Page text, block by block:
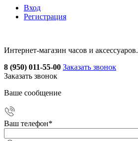
Вход
Регистрация
Интернет-магазин часов и аксессуаров.
8 (950) 011-55-00 Заказать звонок
Заказать звонок
Ваше сообщение
Ваш телефон*